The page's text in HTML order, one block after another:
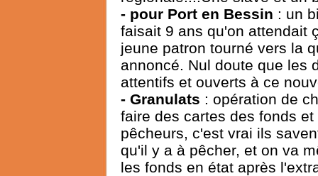
- pour Port en Bessin : un
faisait 9 ans qu'on attendait
jeune patron tourné vers la
annoncé. Nul doute que les
attentifs et ouverts à ce
- Granulats : opération de
faire des cartes des fonds
pêcheurs, c'est vrai ils
qu'il y a à pêcher, et on va
les fonds en état après